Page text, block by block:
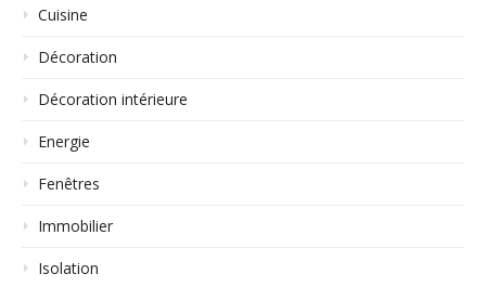
Cuisine
Décoration
Décoration intérieure
Energie
Fenêtres
Immobilier
Isolation